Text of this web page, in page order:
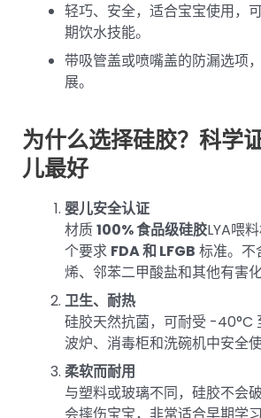
轻巧、安全，适合宝宝使用，
期饮水技能。
带吸管盖或喷嘴盖的防漏选项
展。
为什么选择硅胶？科学
儿最好
婴儿安全认证
材质100% 食品级硅胶LYA喂
个要求 FDA 和 LFGB 标准。不
烯、邻苯二甲酸盐和其他有害化
卫生、耐热
硅胶天然抗菌，可耐受 -40°C
波炉、消毒柜和洗碗机中安全使
柔软而耐用
与塑料或玻璃不同，硅胶不会